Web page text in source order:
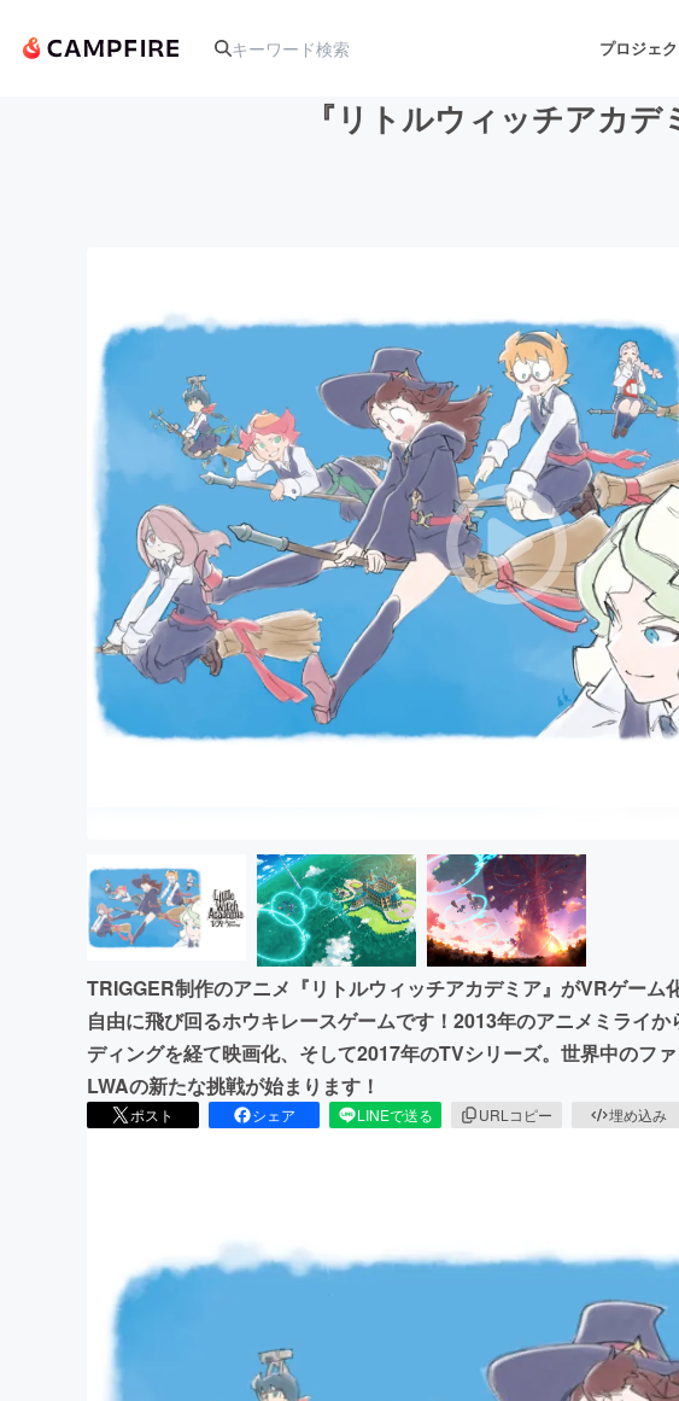
プロジェ
テクノロジー・ガジェット ゲーム・サービ
映像・映画 書籍・雑誌出
ビジネス・起業 チャレンジ
まちづくり・地域活性化
『リトルウィッチアカ
TRIGGER制作のアニメ『リトルウィッチアカデミア』がVRゲーム
自由に飛び回るホウキレースゲームです！2013年のアニメミライ
ディングを経て映画化、そして2017年のTVシリーズ。世界中のフ
LWAの新たな挑戦が始まります！
ポスト シェア LINEで送る URLコピー 埋め込み